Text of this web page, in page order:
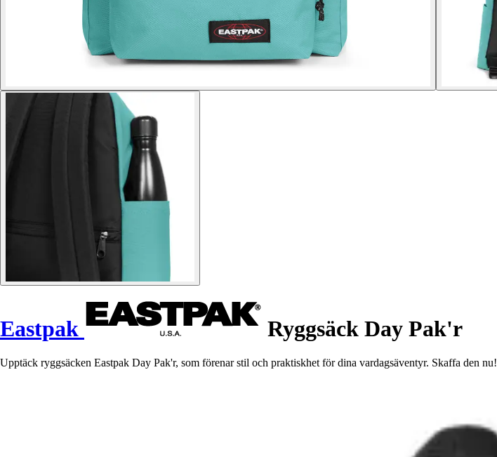
Eastpak Ryggsäck Day Pak'r
Upptäck ryggsäcken Eastpak Day Pak'r, som förenar stil och praktiskhet för dina vardagsäventyr. Skaffa den nu!